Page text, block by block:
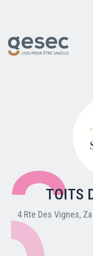
Nos adhérents
Carte du réseau
Nos partenaires
TOITS
4 Rte Des Vignes,